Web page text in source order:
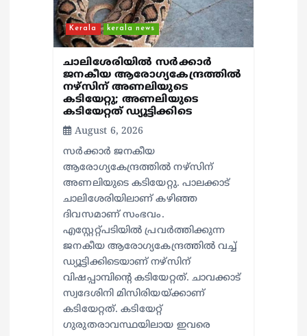
Kerala kerala news
ചാലിശേരിയില്‍ സര്‍ക്കാര്‍
ജനകീയ ആരോഗ്യകേന്ദ്രത്തില്‍
നഴ്സിന് അണലിയുടെ
കടിയേറ്റു; അണലിയുടെ
കടിയേറ്റത് ഡ്യൂട്ടിക്കിടെ
August 6, 2026
സര്‍ക്കാര്‍ ജനകീയ
ആരോഗ്യകേന്ദ്രത്തില്‍ നഴ്സിന്
അണലിയുടെ കടിയേറ്റു. പാലക്കാട്
ചാലിശേരിയിലാണ് കഴിഞ്ഞ
ദിവസമാണ് സംഭവം.
എസ്റ്റേറ്റ്പടിയില്‍ പ്രവര്‍ത്തിക്കുന്ന
ജനകീയ ആരോഗ്യകേന്ദ്രത്തില്‍ വച്ച്
ഡ്യൂട്ടിക്കിടെയാണ് നഴ്സിന്
വിഷപ്പാമ്പിന്റെ കടിയേറ്റത്. ചാവക്കാട്
സ്വദേശിനി മിസിരിയയ്ക്കാണ്
കടിയേറ്റത്. കടിയേറ്റ്
ഗുരുതരാവസ്ഥയിലായ ഇവരെ